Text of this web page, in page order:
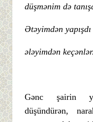
düşmənim də
Ətəyimdən yapışdı
ələyimdən
Gənc şairin
düşündürən,